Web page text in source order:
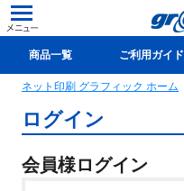
商品一覧 ご利用ガイド
新規会員登録(無料)
ネット印刷 グラフィック ホーム
ログイン
会員様ログイン